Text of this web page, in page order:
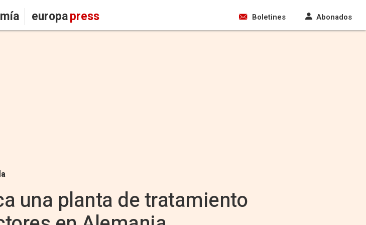
europapress Boletines Abonados
una planta de tratamiento